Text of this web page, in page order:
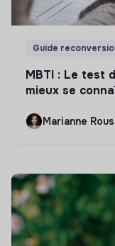
Guide
MBTI : Le test
mieux se
Marianne